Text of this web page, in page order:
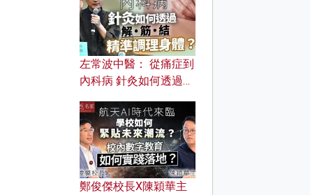
左常波中醫： 從痛症到
內科病 針灸如何透過解
鄭俊傑校長X陳穎華主